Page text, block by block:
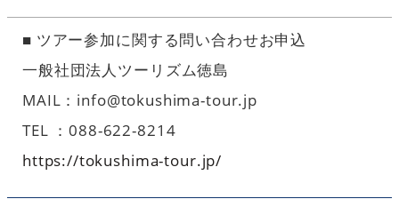
■ ツアー参加に関する問い合わせお申込
一般社団法人ツーリズム徳島
MAIL：info@tokushima-tour.jp
TEL ：088-622-8214
https://tokushima-tour.jp/